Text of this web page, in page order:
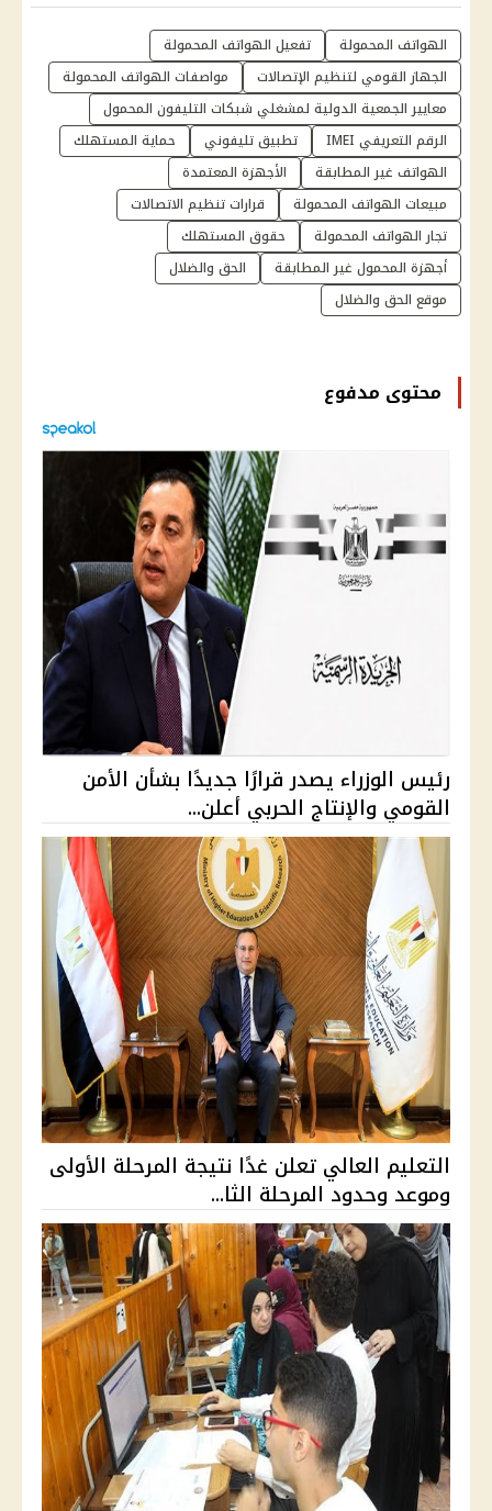
الهواتف المحمولة
تفعيل الهواتف المحمولة
الجهاز القومي لتنظيم الإتصالات
مواصفات الهواتف المحمولة
معايير الجمعية الدولية لمشغلي شبكات التليفون المحمول
الرقم التعريفي IMEI
تطبيق تليفوني
حماية المستهلك
الهواتف غير المطابقة
الأجهزة المعتمدة
مبيعات الهواتف المحمولة
قرارات تنظيم الاتصالات
تجار الهواتف المحمولة
حقوق المستهلك
أجهزة المحمول غير المطابقة
الحق والضلال
موقع الحق والضلال
محتوى مدفوع
رئيس الوزراء يصدر قرارًا جديدًا بشأن الأمن
القومي والإنتاج الحربي أعلن...
التعليم العالي تعلن غدًا نتيجة المرحلة الأولى
وموعد وحدود المرحلة الثا...